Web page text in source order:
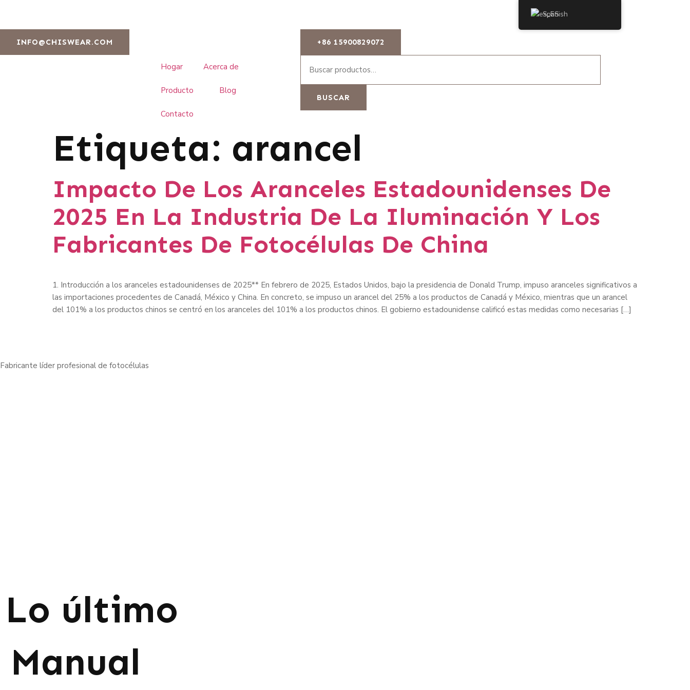
INFO@CHISWEAR.COM +86 15900829072
Hogar Acerca de
Producto Blog
Contacto
BUSCAR
Etiqueta: arancel
Impacto De Los Aranceles Estadounidenses De
2025 En La Industria De La Iluminación Y Los
Fabricantes De Fotocélulas De China
1. Introducción a los aranceles estadounidenses de 2025** En febrero de 2025, Estados Unidos, bajo la presidencia de Donald Trump, impuso aranceles significativos a
las importaciones procedentes de Canadá, México y China. En concreto, se impuso un arancel del 25% a los productos de Canadá y México, mientras que un arancel
del 101% a los productos chinos se centró en los aranceles del 101% a los productos chinos. El gobierno estadounidense calificó estas medidas como necesarias […]
Fabricante líder profesional de fotocélulas
Spanish
Lo último
Manual